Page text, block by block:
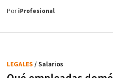
PoriProfesional
LEGALES / Salarios